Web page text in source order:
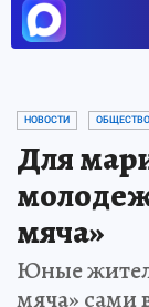
НОВОСТИ ОБЩЕСТВО
Для
мяча»
Юные
мяча» сами